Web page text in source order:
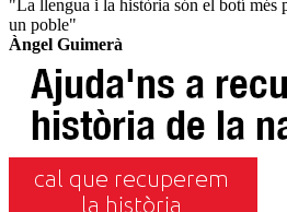
"La llengua i la història són el botí més
un poble"
Àngel Guimerà